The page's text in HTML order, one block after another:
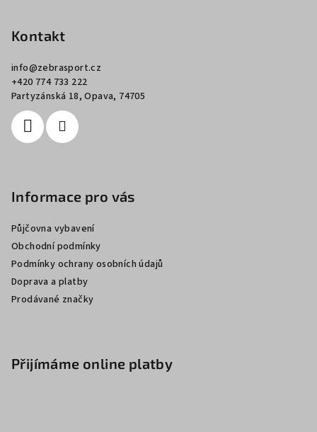
Kontakt
info@zebrasport.cz
+420 774 733 222
Partyzánská 18, Opava, 74705
Informace pro vás
Půjčovna vybavení
Obchodní podmínky
Podmínky ochrany osobních údajů
Doprava a platby
Prodávané značky
Přijímáme online platby